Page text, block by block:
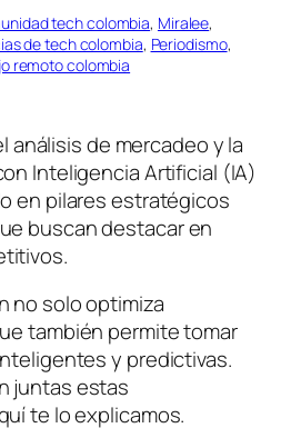
tech colombia, Miralee
de tech colombia, Periodismo
remoto colombia
análisis de mercadeo y la
Inteligencia Artificial (IA)
en pilares estratégicos
buscan destacar en
no solo optimiza
también permite tomar
y predictivas.
juntas estas
te lo explicamos.